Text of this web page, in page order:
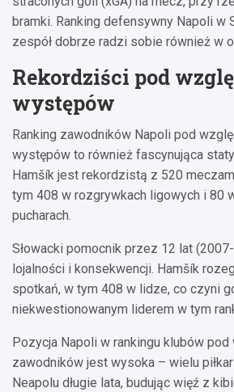
bramki. Ranking defensywny Napoli w
zespół dobrze radzi sobie również w
Rekordziści pod
występów
Ranking zawodników Napoli pod
występów to również fascynująca
Hamšík jest rekordzistą z 520
tym 408 w rozgrywkach ligowych i 80
pucharach.
Słowacki pomocnik przez 12 lat
lojalności i konsekwencji. Hamšík
spotkań, w tym 408 w lidze, co czyni
niekwestionowanym liderem w tym
Pozycja Napoli w rankingu klubów
zawodników jest wysoka – wielu
Neapolu długie lata, budując więź z